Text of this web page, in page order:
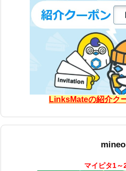
LinksMateの紹介ク
mineo
マイピタ1～